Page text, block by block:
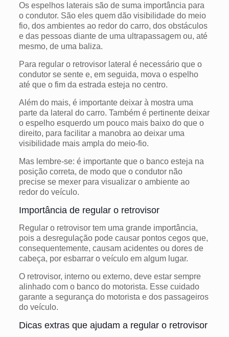
Os espelhos laterais são de suma importância para
o condutor. São eles quem dão visibilidade do meio
fio, dos ambientes ao redor do carro, dos obstáculos
e das pessoas diante de uma ultrapassagem ou, até
mesmo, de uma baliza.
Para regular o retrovisor lateral é necessário que o
condutor se sente e, em seguida, mova o espelho
até que o fim da estrada esteja no centro.
Além do mais, é importante deixar à mostra uma
parte da lateral do carro. Também é pertinente deixar
o espelho esquerdo um pouco mais baixo do que o
direito, para facilitar a manobra ao deixar uma
visibilidade mais ampla do meio-fio.
Mas lembre-se: é importante que o banco esteja na
posição correta, de modo que o condutor não
precise se mexer para visualizar o ambiente ao
redor do veículo.
Importância de regular o retrovisor
Regular o retrovisor tem uma grande importância,
pois a desregulação pode causar pontos cegos que,
consequentemente, causam acidentes ou dores de
cabeça, por esbarrar o veículo em algum lugar.
O retrovisor, interno ou externo, deve estar sempre
alinhado com o banco do motorista. Esse cuidado
garante a segurança do motorista e dos passageiros
do veículo.
Dicas extras que ajudam a regular o retrovisor